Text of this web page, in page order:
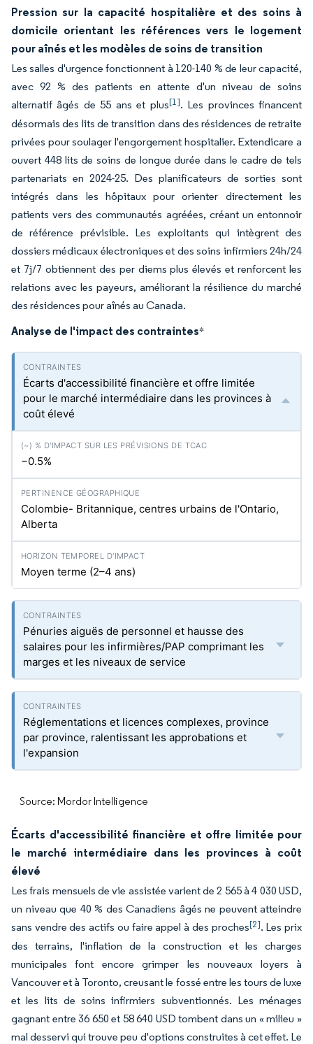
Pression sur la capacité hospitalière et des soins à
domicile orientant les références vers le logement
pour aînés et les modèles de soins de transition
Les salles d'urgence fonctionnent à 120-140 % de leur capacité,
avec 92 % des patients en attente d'un niveau de soins
alternatif âgés de 55 ans et plus[1]. Les provinces financent
désormais des lits de transition dans des résidences de retraite
privées pour soulager l'engorgement hospitalier. Extendicare a
ouvert 448 lits de soins de longue durée dans le cadre de tels
partenariats en 2024-25. Des planificateurs de sorties sont
intégrés dans les hôpitaux pour orienter directement les
patients vers des communautés agréées, créant un entonnoir
de référence prévisible. Les exploitants qui intègrent des
dossiers médicaux électroniques et des soins infirmiers 24h/24
et 7j/7 obtiennent des per diems plus élevés et renforcent les
relations avec les payeurs, améliorant la résilience du marché
des résidences pour aînés au Canada.
Analyse de l'impact des contraintes*
Écarts d'accessibilité financière et offre limitée
pour le marché intermédiaire dans les provinces à
coût élevé
−0.5%
Colombie- Britannique, centres urbains de l'Ontario,
Alberta
Moyen terme (2–4 ans)
Pénuries aiguës de personnel et hausse des
salaires pour les infirmières/PAP comprimant les
marges et les niveaux de service
Réglementations et licences complexes, province
par province, ralentissant les approbations et
l'expansion
Source: Mordor Intelligence
Écarts d'accessibilité financière et offre limitée pour
le marché intermédiaire dans les provinces à coût
élevé
Les frais mensuels de vie assistée varient de 2 565 à 4 030 USD,
un niveau que 40 % des Canadiens âgés ne peuvent atteindre
sans vendre des actifs ou faire appel à des proches[2]. Les prix
des terrains, l'inflation de la construction et les charges
municipales font encore grimper les nouveaux loyers à
Vancouver et à Toronto, creusant le fossé entre les tours de luxe
et les lits de soins infirmiers subventionnés. Les ménages
gagnant entre 36 650 et 58 640 USD tombent dans un « milieu »
mal desservi qui trouve peu d'options construites à cet effet. Le